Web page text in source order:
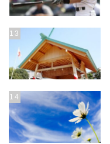
13
14